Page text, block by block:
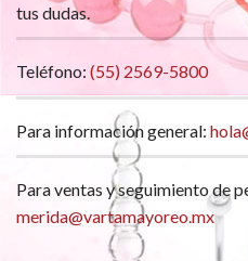
tus dudas.
Teléfono: (55) 2569-5800
Para información general:
Para ventas y seguimiento de
merida@vartamayoreo.mx